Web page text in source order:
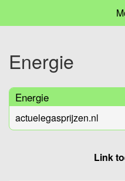
Energie
Energie
actuelegasprijzen.nl
Link